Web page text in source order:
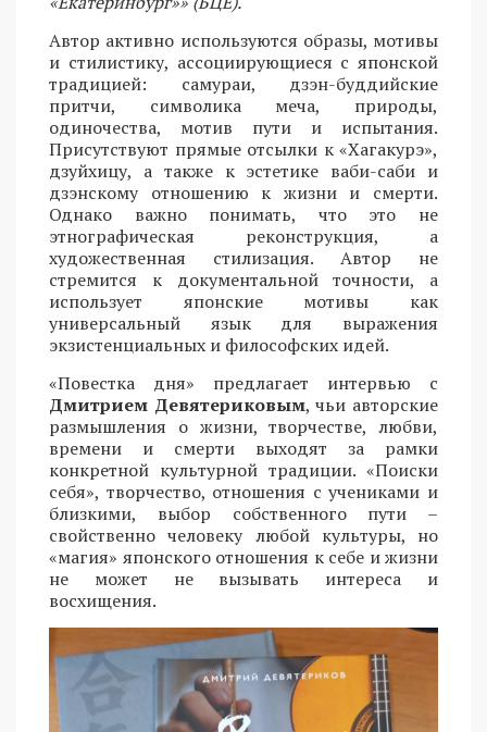
Автор активно используются образы, мотивы
и стилистику, ассоциирующиеся с японской
традицией: самураи, дзэн-буддийские
притчи, символика меча, природы,
одиночества, мотив пути и испытания.
Присутствуют прямые отсылки к «Хагакурэ»,
дзуйхицу, а также к эстетике ваби-саби и
дзэнскому отношению к жизни и смерти.
Однако важно понимать, что это не
этнографическая реконструкция, а
художественная стилизация. Автор не
стремится к документальной точности, а
использует японские мотивы как
универсальный язык для выражения
экзистенциальных и философских идей.
«Повестка дня» предлагает интервью с
Дмитрием Девятериковым, чьи авторские
размышления о жизни, творчестве, любви,
времени и смерти выходят за рамки
конкретной культурной традиции. «Поиски
себя», творчество, отношения с учениками и
близкими, выбор собственного пути –
свойственно человеку любой культуры, но
«магия» японского отношения к себе и жизни
не может не вызывать интереса и
восхищения.